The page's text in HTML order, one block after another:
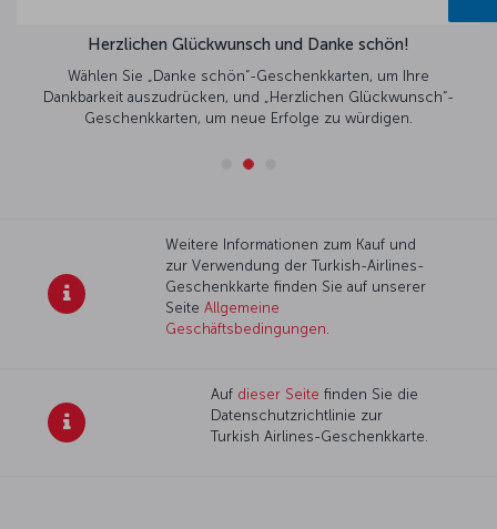
Herzlichen Glückwunsch und Danke schön!
Wählen Sie „Danke schön“-Geschenkkarten, um Ihre
Dankbarkeit auszudrücken, und „Herzlichen Glückwunsch“-
Geschenkkarten, um neue Erfolge zu würdigen.
Weitere Informationen zum Kauf und
zur Verwendung der Turkish-Airlines-
Geschenkkarte finden Sie auf unserer
SeiteAllgemeine
Geschäftsbedingungen
Auf dieser Seite finden Sie die
Datenschutzrichtlinie zur
Turkish Airlines-Geschenkkarte.